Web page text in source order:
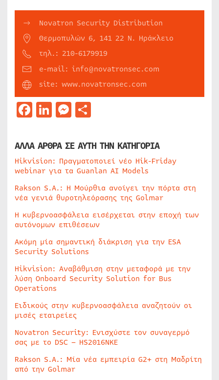
Novatron Security Distribution
Θερμοπυλών 6, 141 22 Ν. Ηράκλειο
τηλ.: 210-6179919
e-mail: info@novatronsec.com
site: www.novatronsec.com
Facebook
LinkedIn
Messenger
ΑΛΛΑ ΑΡΘΡΑ ΣΕ ΑΥΤΗ ΤΗΝ ΚΑΤΗΓΟΡΙΑ
Hikvision: Πραγματοποιεί νέο Hik-Friday
webinar για τα Guanlan AI Models
Rakson S.A.: Η Μούρθια ανοίγει την πόρτα στη
νέα γενιά θυροτηλεόρασης της Golmar
Η κυβερνοασφάλεια εισέρχεται στην εποχή των
αυτόνομων επιθέσεων
Ακόμη μία σημαντική διάκριση για την ESA
Security Solutions
Hikvision: Αναβάθμιση στην μεταφορά με την
λύση Onboard Security Solution for Bus
Operations
Ειδικούς στην κυβερνοασφάλεια αναζητούν οι
μισές εταιρείες
Novatron Security: Ενισχύστε τον συναγερμό
σας με το DSC – HS2016NKE
Rakson S.A.: Μία νέα εμπειρία G2+ στη Μαδρίτη
από την Golmar